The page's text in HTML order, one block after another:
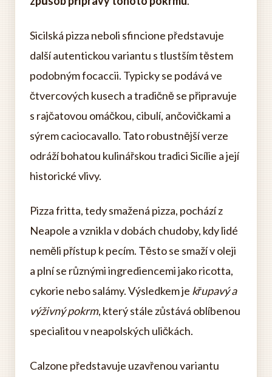
Sicilská pizza neboli sfincione představuje
další autentickou variantu s tlustším těstem
podobným focaccii. Typicky se podává ve
čtvercových kusech a tradičně se připravuje
s rajčatovou omáčkou, cibulí, ančovičkami a
sýrem caciocavallo. Tato robustnější verze
odráží bohatou kulinářskou tradici Sicílie a její
historické vlivy.
Pizza fritta, tedy smažená pizza, pochází z
Neapole a vznikla v dobách chudoby, kdy lidé
neměli přístup k pecím. Těsto se smaží v oleji
a plní se různými ingrediencemi jako ricotta,
cykorie nebo salámy. Výsledkem je křupavý a
výživný pokrm, který stále zůstává oblíbenou
specialitou v neapolských uličkách.
Calzone představuje uzavřenou variantu